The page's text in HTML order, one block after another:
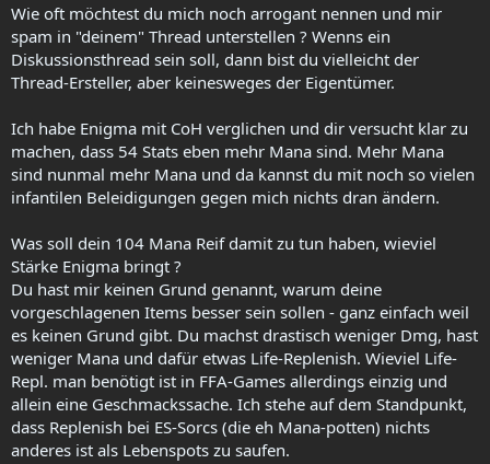
Wie oft möchtest du mich noch arrogant nennen und mir
spam in "deinem" Thread unterstellen ? Wenns ein
Diskussionsthread sein soll, dann bist du vielleicht der
Thread-Ersteller, aber keinesweges der Eigentümer.
Ich habe Enigma mit CoH verglichen und dir versucht klar zu
machen, dass 54 Stats eben mehr Mana sind. Mehr Mana
sind nunmal mehr Mana und da kannst du mit noch so vielen
infantilen Beleidigungen gegen mich nichts dran ändern.
Was soll dein 104 Mana Reif damit zu tun haben, wieviel
Stärke Enigma bringt ?
Du hast mir keinen Grund genannt, warum deine
vorgeschlagenen Items besser sein sollen - ganz einfach weil
es keinen Grund gibt. Du machst drastisch weniger Dmg, hast
weniger Mana und dafür etwas Life-Replenish. Wieviel Life-
Repl. man benötigt ist in FFA-Games allerdings einzig und
allein eine Geschmackssache. Ich stehe auf dem Standpunkt,
dass Replenish bei ES-Sorcs (die eh Mana-potten) nichts
anderes ist als Lebenspots zu saufen.